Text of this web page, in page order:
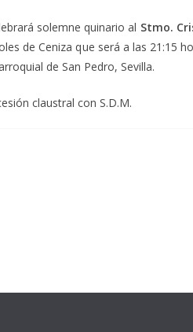
solemne quinario al Stmo.
de Ceniza que será a las 21:15
de San Pedro, Sevilla.
claustral con S.D.M.